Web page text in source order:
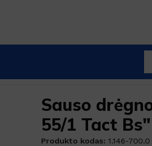
Karcher drėgno, sauso valymo siurbliai
Sauso
55/1 Tact Bs"
Produkto kodas: 1.146-700.0